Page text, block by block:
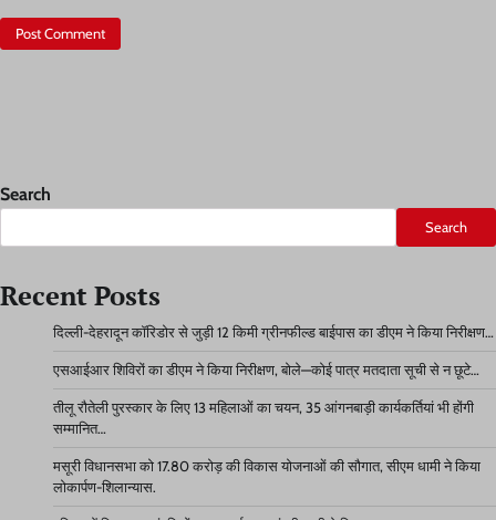
Search
Search
Recent Posts
दिल्ली-देहरादून कॉरिडोर से जुड़ी 12 किमी ग्रीनफील्ड बाईपास का डीएम ने किया निरीक्षण…
एसआईआर शिविरों का डीएम ने किया निरीक्षण, बोले—कोई पात्र मतदाता सूची से न छूटे…
तीलू रौतेली पुरस्कार के लिए 13 महिलाओं का चयन, 35 आंगनबाड़ी कार्यकर्तियां भी होंगी
सम्मानित…
मसूरी विधानसभा को 17.80 करोड़ की विकास योजनाओं की सौगात, सीएम धामी ने किया
लोकार्पण-शिलान्यास.